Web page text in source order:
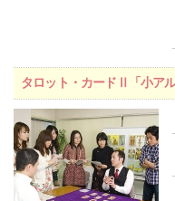
タロット・カードⅡ「小ア